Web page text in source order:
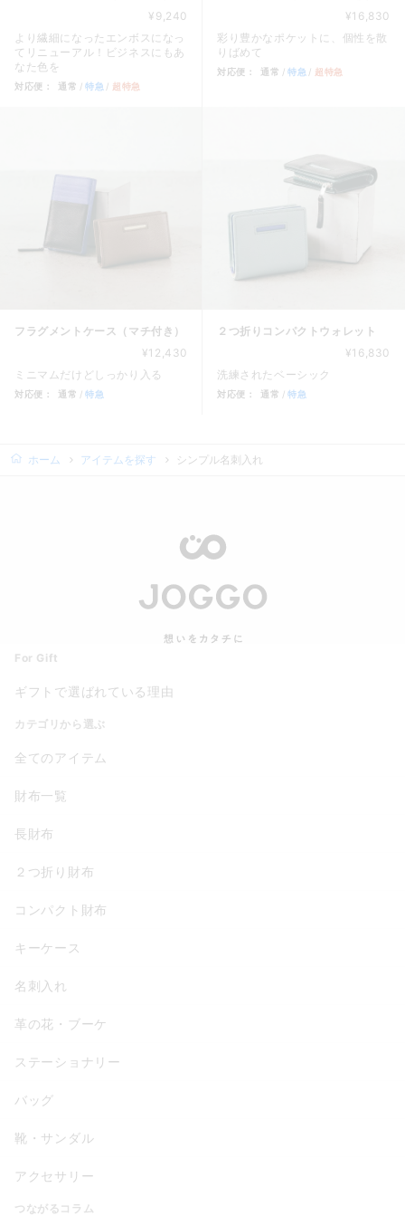
¥9,240
より繊細になったエンボスになっ
てリニューアル！ビジネスにもあ
なた色を
対応便： 通常 特急 超特急
¥16,830
彩り豊かなポケットに、個性を散
りばめて
対応便： 通常 特急 超特急
フラグメントケース（マチ付き）
¥12,430
ミニマムだけどしっかり入る
対応便： 通常 特急
２つ折りコンパクトウォレット
¥16,830
洗練されたベーシック
対応便： 通常 特急
ホーム アイテムを探す シンプル名刺入れ
For Gift
ギフトで選ばれている理由
カテゴリから選ぶ
全てのアイテム
財布一覧
長財布
２つ折り財布
コンパクト財布
キーケース
名刺入れ
革の花・ブーケ
ステーショナリー
バッグ
靴・サンダル
アクセサリー
つながるコラム